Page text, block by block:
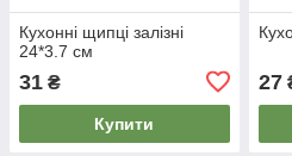
Кухонні щипці залізні
24*3.7 см
31 ₴
Купити
27